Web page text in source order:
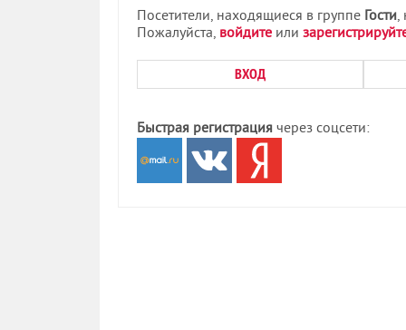
Посетители, находящиеся в группе Гости,
Пожалуйста, войдите или
ВХОД
Быстрая регистрация через соцсети: